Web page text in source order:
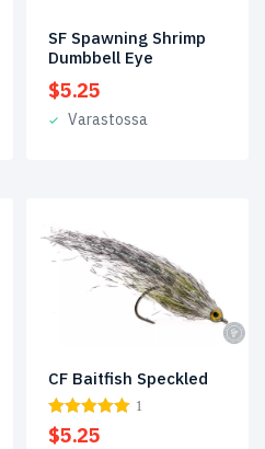
SF Spawning Shrimp
Dumbbell Eye
$5.25
Varastossa
CF Baitfish Speckled
1
$5.25